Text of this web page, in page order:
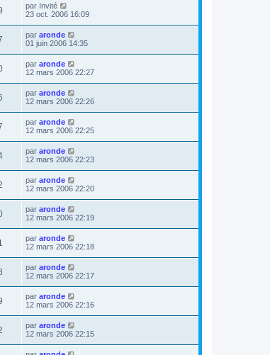
par Invité
23 oct. 2006 16:09
par aronde
01 juin 2006 14:35
par aronde
12 mars 2006 22:27
par aronde
12 mars 2006 22:26
par aronde
12 mars 2006 22:25
par aronde
12 mars 2006 22:23
par aronde
12 mars 2006 22:20
par aronde
12 mars 2006 22:19
par aronde
12 mars 2006 22:18
par aronde
12 mars 2006 22:17
par aronde
12 mars 2006 22:16
par aronde
12 mars 2006 22:15